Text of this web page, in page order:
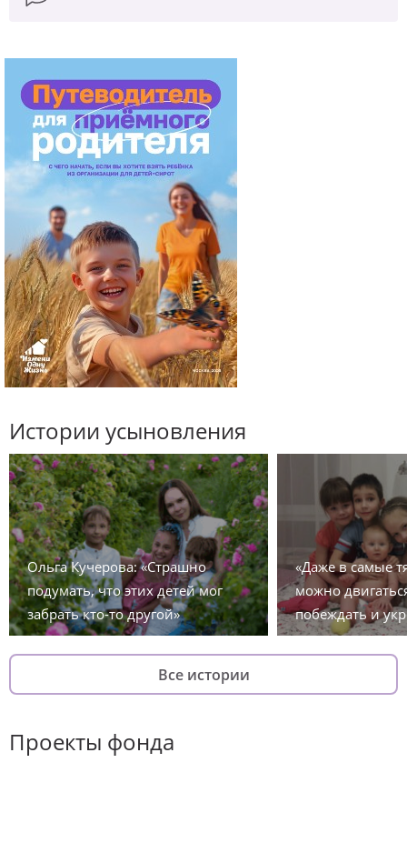
Истории усыновления
Ольга Кучерова: «Страшно
подумать, что этих детей мог
забрать кто-то другой»
«Даже в самые
можно
побеждать и
Все истории
Проекты фонда